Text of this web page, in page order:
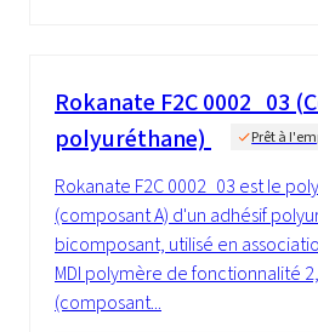
Rokanate F2C 0002_03
polyuréthane)
Prêt à
Rokanate F2C 0002_03 est le
(composant A) d'un adhésif
bicomposant, utilisé en
MDI polymère de fonctionnalité
(composant...